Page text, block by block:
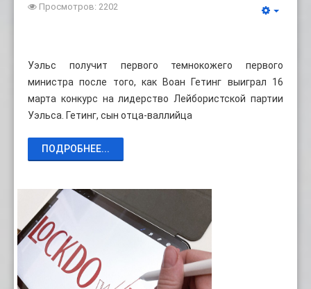
Просмотров: 2202
Уэльс получит первого темнокожего первого
министра после того, как Воан Гетинг выиграл 16
марта конкурс на лидерство Лейбористской партии
Уэльса. Гетинг, сын отца-валлийца
ПОДРОБНЕЕ...